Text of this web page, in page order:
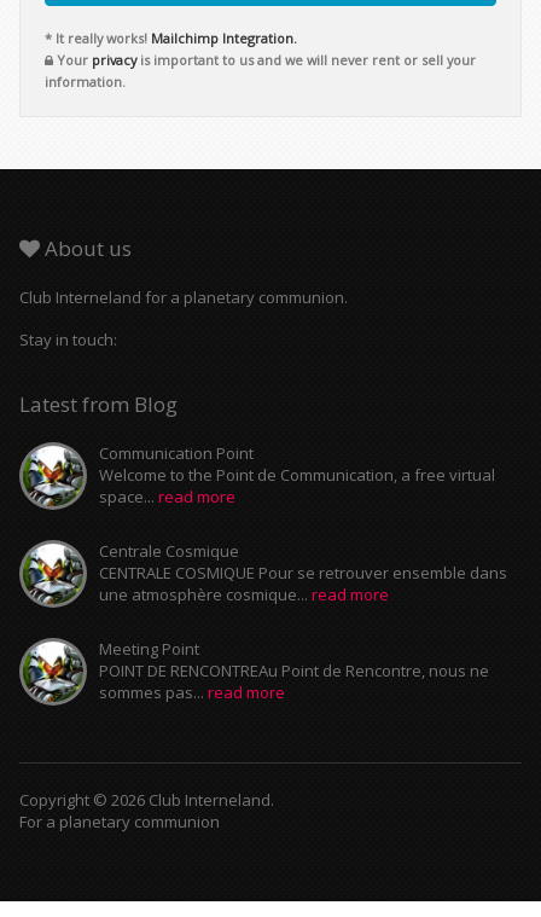
* It really works! Mailchimp Integration.
Your privacyis important to us and we will never rent or sell your
information.
About us
Club Interneland for a planetary communion.
Stay in touch:
Latest from Blog
Communication Point
Welcome to the Point de Communication, a free virtual
space... read more
Centrale Cosmique
CENTRALE COSMIQUE Pour se retrouver ensemble dans
une atmosphère cosmique... read more
Meeting Point
POINT DE RENCONTREAu Point de Rencontre, nous ne
sommes pas... read more
Copyright © 2026 Club Interneland.
For a planetary communion